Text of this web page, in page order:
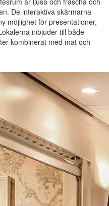
De interaktiva skärmarna
möjlighet för presentationer,
inbjuder till både
kombinerat med mat och